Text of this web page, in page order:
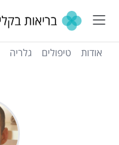
אודות טיפולים גלריה